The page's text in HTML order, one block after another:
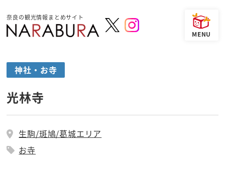
奈良の観光情報まとめサイト
神社・お寺
光林寺
生駒/斑鳩/葛城エリア
お寺